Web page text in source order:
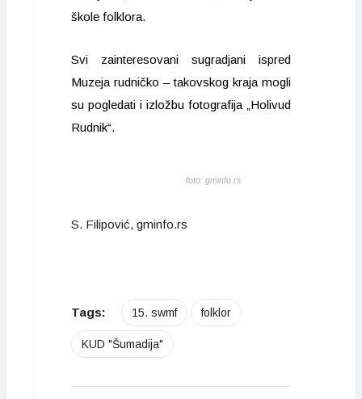
škole folklora.
Svi zainteresovani sugradjani ispred
Muzeja rudničko – takovskog kraja mogli
su pogledati i izložbu fotografija „Holivud
Rudnik“.
foto: gminfo.rs
S. Filipović, gminfo.rs
Tags: 15. swmf folklor
KUD "Šumadija"